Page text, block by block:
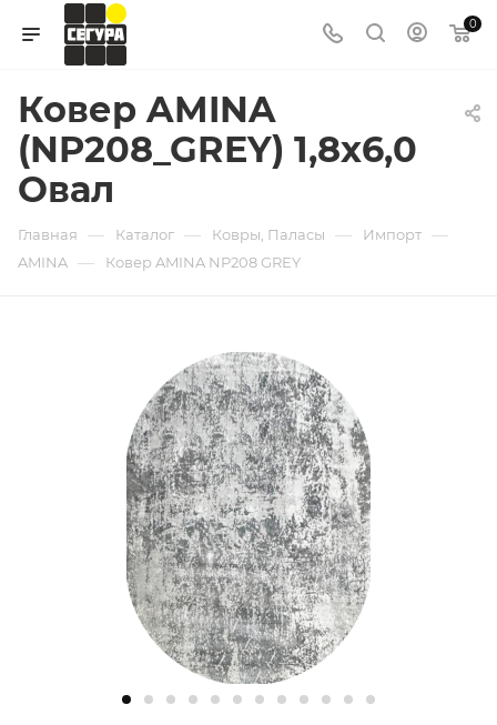
0
Ковер AMINA
(NP208_GREY) 1,8х6,0
Овал
Главная — Каталог — Ковры, Паласы — Импорт —
AMINA — Ковер AMINA NP208 GREY